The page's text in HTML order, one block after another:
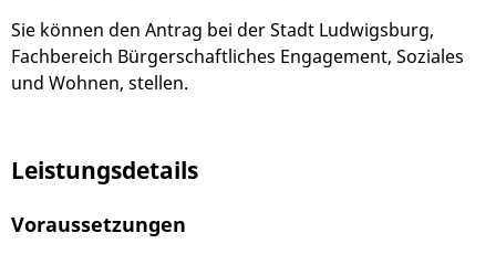
Sie können den Antrag bei der Stadt Ludwigsburg,
Fachbereich Bürgerschaftliches Engagement, Soziales
und Wohnen, stellen.
Leistungsdetails
Voraussetzungen